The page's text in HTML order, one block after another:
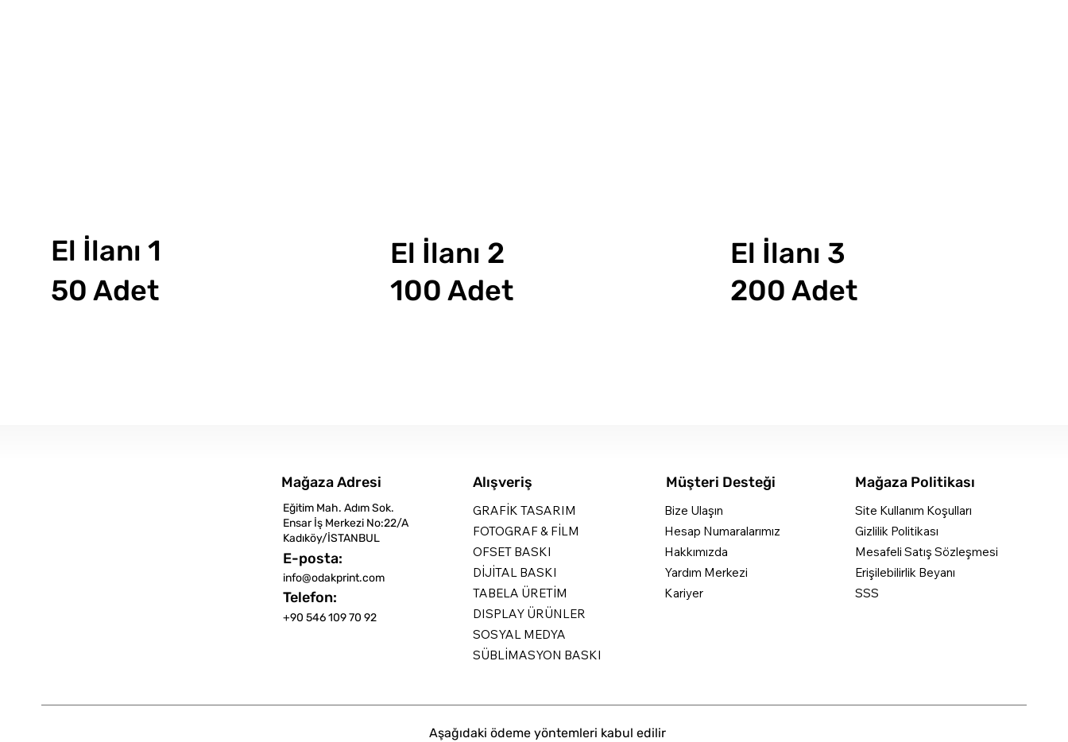
El İlanı 1
50 Adet
El İlanı 2
100 Adet
El İlanı 3
200 Adet
Mağaza Politikası
Site Kullanım Koşulları
Gizlilik Politikası
Mesafeli Satış Sözleşmesi
Erişilebilirlik Beyanı
SSS
Bize Ulaşın
Hesap Numaralarımız
Hakkımızda
Yardım Merkezi
Kariyer
Müşteri Desteği
Alışveriş
GRAFİK TASARIM
FOTOGRAF & FİLM
OFSET BASKI
DİJİTAL BASKI
TABELA ÜRETİM
DISPLAY ÜRÜNLER
SOSYAL MEDYA
SÜBLİMASYON BASKI
Mağaza Adresi
Eğitim Mah. Adım Sok.
Ensar İş Merkezi No:22/A
Kadıköy/İSTANBUL
E-posta:
info@odakprint.com
Telefon:
+90 546 109 70 92
Aşağıdaki ödeme yöntemleri kabul edilir